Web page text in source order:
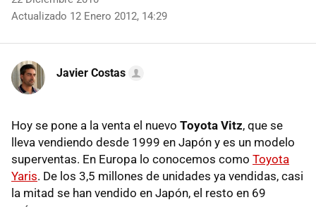
Actualizado 12 Enero 2012, 14:29
Javier Costas
Hoy se pone a la venta el nuevo Toyota Vitz, que se
lleva vendiendo desde 1999 en Japón y es un modelo
superventas. En Europa lo conocemos como Toyota
Yaris. De los 3,5 millones de unidades ya vendidas, casi
la mitad se han vendido en Japón, el resto en 69